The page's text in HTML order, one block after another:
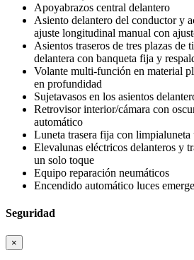
Apoyabrazos central delantero
Asiento delantero del conductor y
ajuste longitudinal manual con
Asientos traseros de tres plazas de
delantera con banqueta fija y
Volante multi-función en material
en profundidad
Sujetavasos en los asientos
Retrovisor interior/cámara con
automático
Luneta trasera fija con limpialuneta
Elevalunas eléctricos delanteros y
un solo toque
Equipo reparación neumáticos
Encendido automático luces
Seguridad
×